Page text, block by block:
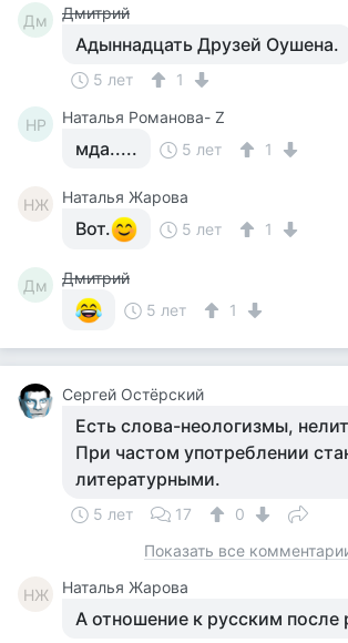
Дм Дмитрий
Адыннадцать Друзей Оушена.
5 лет 1
НР Наталья Романова- Z
мда..... 5 лет 1
НЖ Наталья Жарова
Вот. 5 лет 1
Дм
Дмитрий
5 лет
1
Сергей Остёрский
Есть слова-неологизмы,
При частом употреблении
литературными.
5 лет 17
0
Показать все
НЖ Наталья Жарова
А отношение к русским после